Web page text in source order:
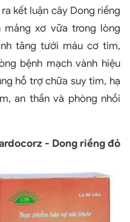
kết luận cây Dong riềng
xơ vữa trong lòng
tăng tưới máu cơ tim,
bệnh mạch vành hiệu
hỗ trợ chữa suy tim, hạ
an thần và phòng nhồi
- Dong riềng đỏ